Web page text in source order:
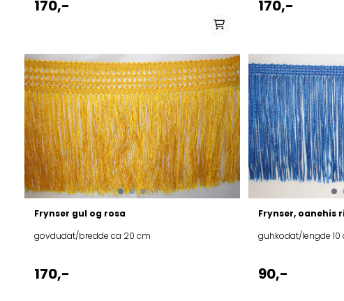
170,- 170,-
Frynser gul og rosa
govdudat/bredde ca 20 cm
170,-
Frynser, oanehis
guhkodat/lengde 10
90,-
På lager i
rukses/rød, alit/blå, vilgges/hvit, rosa, Ruona